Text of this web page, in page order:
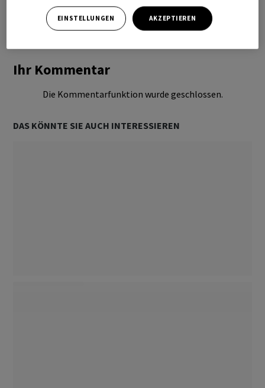
Bevorzugte Quelle So funktioniert's
Ihr Kommentar
Die Kommentarfunktion wurde geschlossen.
DAS KÖNNTE SIE AUCH INTERESSIEREN
EINSTELLUNGEN AKZEPTIEREN